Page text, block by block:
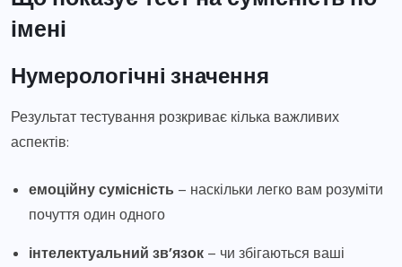
імені
Нумерологічні значення
Результат тестування розкриває кілька важливих
аспектів:
емоційну сумісність – наскільки легко вам розуміти
почуття один одного
інтелектуальний зв’язок – чи збігаються ваші